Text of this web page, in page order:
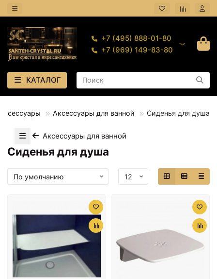
+7 (495) 888-01-80
+7 (969) 149-83-80
КАТАЛОГ
Аксессуары для ванной Сиденья для душа
Аксессуары для ванной
Сиденья для душа